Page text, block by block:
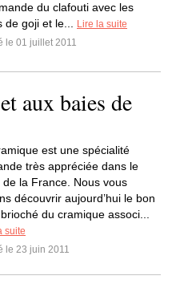
du clafouti avec les
de goji et le...
Lire la suite
le 01 juillet 2011
aux baies de
est une spécialité
très appréciée dans le
de la France. Nous vous
découvrir aujourd’hui le bon
du cramique associ...
suite
le 23 juin 2011